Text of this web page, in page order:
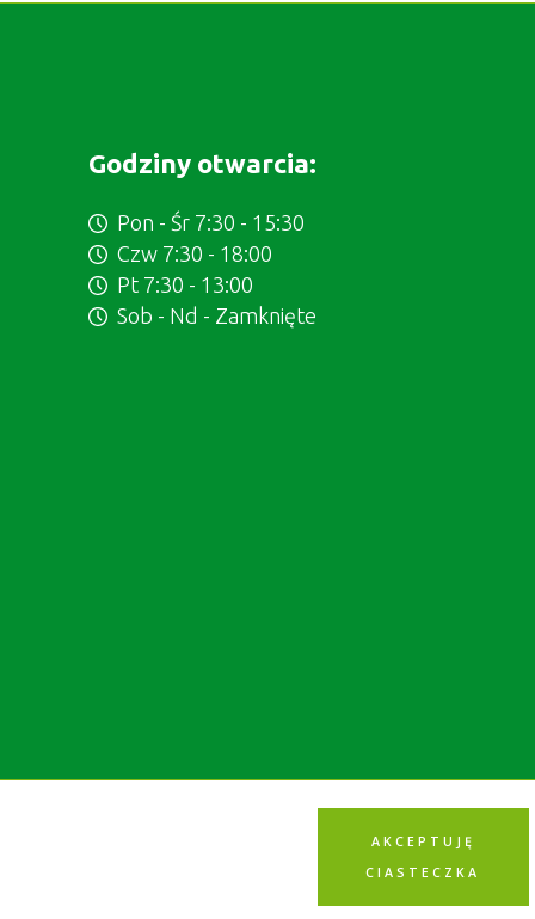
AKCEPTUJĘ
CIASTECZKA
Godziny otwarcia:
Pon - Śr 7:30 - 15:30
Czw 7:30 - 18:00
Pt 7:30 - 13:00
Sob - Nd - Zamknięte